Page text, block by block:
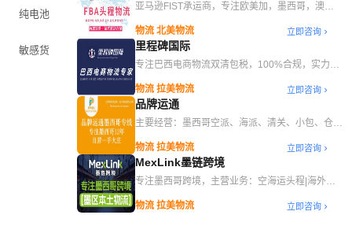
纯电池
敏感货
亚马逊FIST承运商，专注欧美加，墨西哥，澳
物流 北美物流
立即咨询
里程碑国际
专注巴西电商物流双清包税，100%合规，实力自
物流 拉美物流
立即咨询
品牌运通
主要经营：墨西哥空派、海派、清关、小包、仓
物流 拉美物流
立即咨询
MexLink墨链跨境
专注墨西哥跨境，主营业务：空海运头程|海外仓
物流 拉美物流
立即咨询